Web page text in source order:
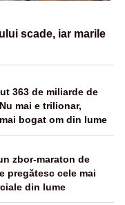
scade, iar marile
363 de miliarde de
mai e trilionar,
bogat om din lume
zbor-maraton de
pregătesc cele mai
din lume